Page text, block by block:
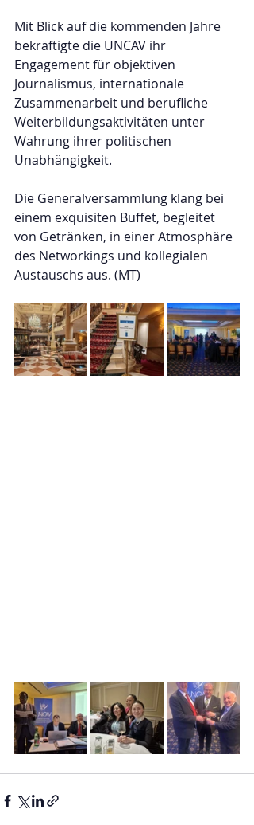
Mit Blick auf die kommenden Jahre
bekräftigte die UNCAV ihr
Engagement für objektiven
Journalismus, internationale
Zusammenarbeit und berufliche
Weiterbildungsaktivitäten unter
Wahrung ihrer politischen
Unabhängigkeit.
Die Generalversammlung klang bei
einem exquisiten Buffet, begleitet
von Getränken, in einer Atmosphäre
des Networkings und kollegialen
Austauschs aus. (MT)